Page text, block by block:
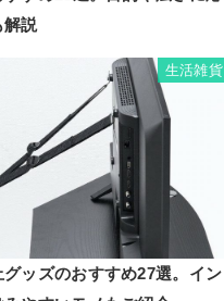
解説
生活雑貨
ッズのおすすめ27選。イン